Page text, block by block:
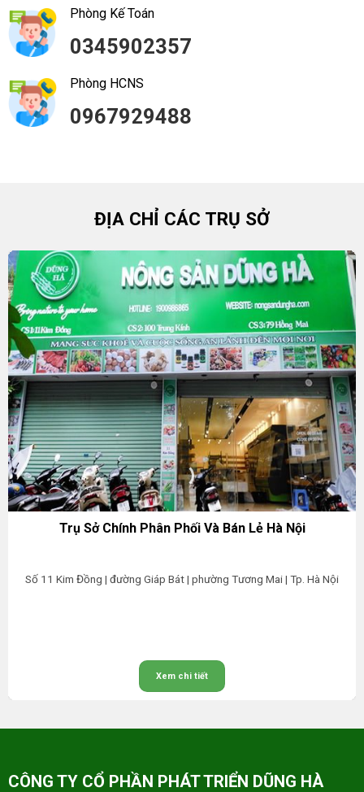
Phòng Kế Toán
0345902357
Phòng HCNS
0967929488
ĐỊA CHỈ CÁC TRỤ SỞ
Trụ Sở Chính Phân Phối Và Bán Lẻ Hà Nội
Số 11 Kim Đồng | đường Giáp Bát | phường Tương Mai | Tp. Hà Nội
Xem chi tiết
CÔNG TY CỔ PHẦN PHÁT TRIỂN DŨNG HÀ